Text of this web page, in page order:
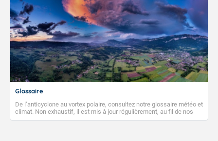
Glossaire
De l’anticyclone au vortex polaire, consultez notre glossaire météo et
climat. Non exhaustif, il est mis à jour régulièrement, au fil de nos
publications. Vous y trouverez également des liens utiles vers nos